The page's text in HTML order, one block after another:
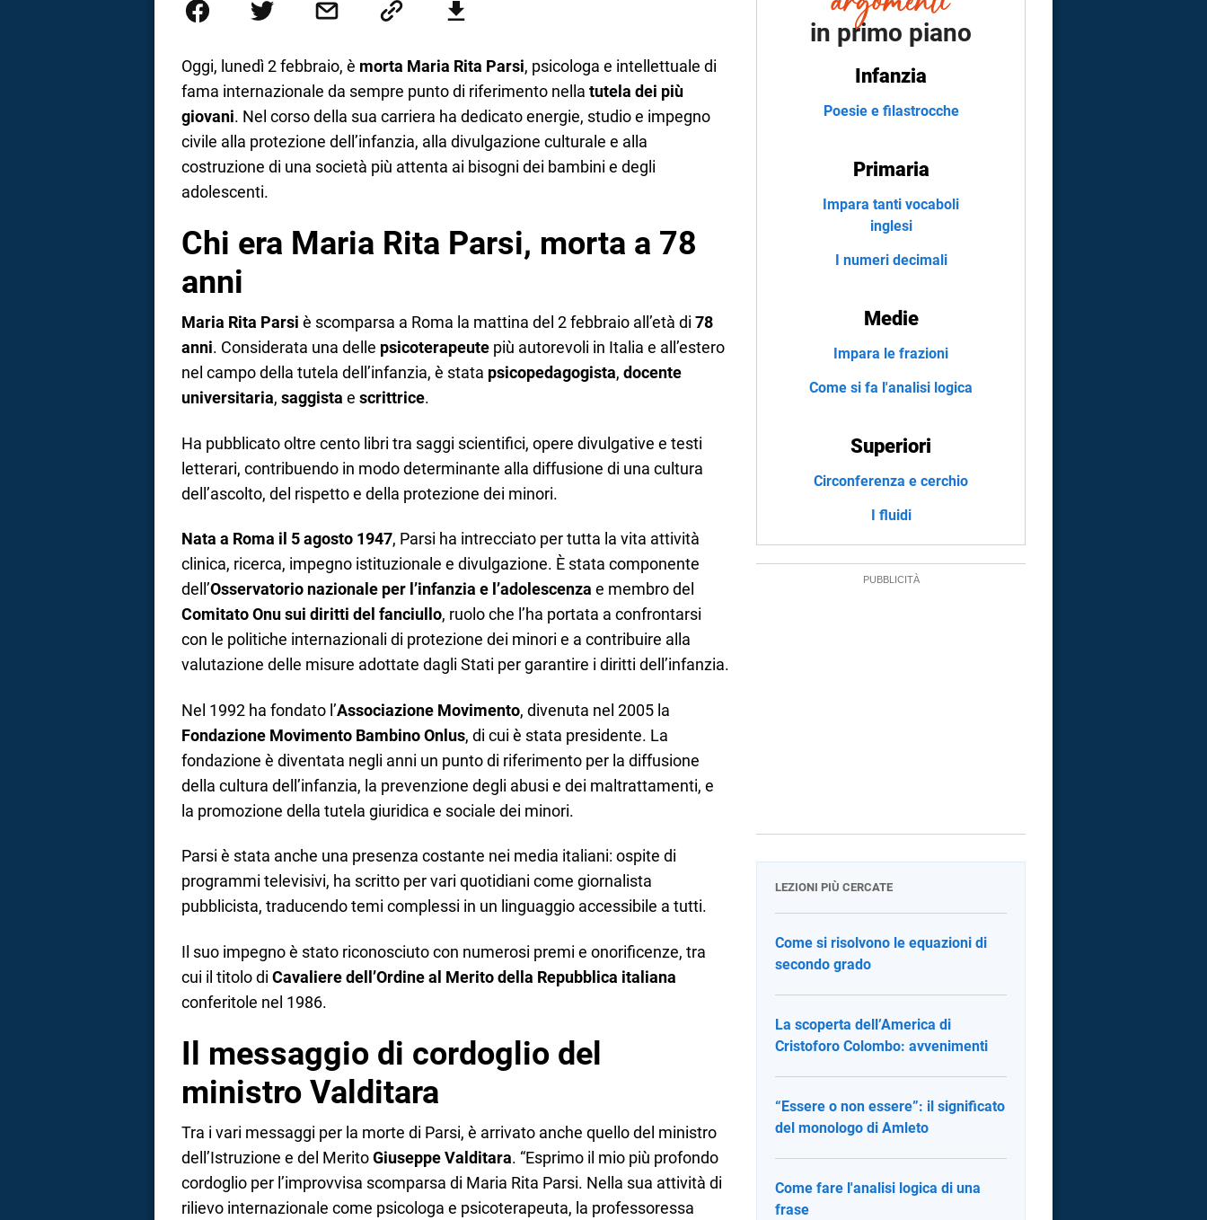
più fermata. L’attualità è il mio pane quotidiano, i libri la mia via per evadere e viaggiare con
la mente.
Oggi, lunedì 2 febbraio, è morta Maria Rita Parsi, psicologa e intellettuale di
fama internazionale da sempre punto di riferimento nella tutela dei più
giovani. Nel corso della sua carriera ha dedicato energie, studio e impegno
civile alla protezione dell’infanzia, alla divulgazione culturale e alla
costruzione di una società più attenta ai bisogni dei bambini e degli
adolescenti.
Chi era Maria Rita Parsi, morta a 78
anni
Maria Rita Parsi è scomparsa a Roma la mattina del 2 febbraio all’età di 78
anni. Considerata una delle psicoterapeute più autorevoli in Italia e all’estero
nel campo della tutela dell’infanzia, è stata psicopedagogista, docente
universitaria, saggista e scrittrice.
Ha pubblicato oltre cento libri tra saggi scientifici, opere divulgative e testi
letterari, contribuendo in modo determinante alla diffusione di una cultura
dell’ascolto, del rispetto e della protezione dei minori.
Nata a Roma il 5 agosto 1947, Parsi ha intrecciato per tutta la vita attività
clinica, ricerca, impegno istituzionale e divulgazione. È stata componente
dell’Osservatorio nazionale per l’infanzia e l’adolescenza e membro del
Comitato Onu sui diritti del fanciullo, ruolo che l’ha portata a confrontarsi
con le politiche internazionali di protezione dei minori e a contribuire alla
valutazione delle misure adottate dagli Stati per garantire i diritti dell’infanzia.
Nel 1992 ha fondato l’Associazione Movimento, divenuta nel 2005 la
Fondazione Movimento Bambino Onlus, di cui è stata presidente. La
fondazione è diventata negli anni un punto di riferimento per la diffusione
della cultura dell’infanzia, la prevenzione degli abusi e dei maltrattamenti, e
la promozione della tutela giuridica e sociale dei minori.
Parsi è stata anche una presenza costante nei media italiani: ospite di
programmi televisivi, ha scritto per vari quotidiani come giornalista
pubblicista, traducendo temi complessi in un linguaggio accessibile a tutti.
Il suo impegno è stato riconosciuto con numerosi premi e onorificenze, tra
cui il titolo di Cavaliere dell’Ordine al Merito della Repubblica italiana
conferitole nel 1986.
Il messaggio di cordoglio del
ministro Valditara
Tra i vari messaggi per la morte di Parsi, è arrivato anche quello del ministro
dell’Istruzione e del MeritoGiuseppe Valditara. “Esprimo il mio più profondo
cordoglio per l’improvvisa scomparsa di Maria Rita Parsi. Nella sua attività di
rilievo internazionale come psicologa e psicoterapeuta, la professoressa
in primo piano
Infanzia
Poesie e filastrocche
Primaria
Impara tanti vocaboli
inglesi
I numeri decimali
Medie
Impara le frazioni
Come si fa l'analisi logica
Superiori
Circonferenza e cerchio
I fluidi
LEZIONI PIÙ CERCATE
Come si risolvono le equazioni di
secondo grado
La scoperta dell’America di
Cristoforo Colombo: avvenimenti
“Essere o non essere”: il significato
del monologo di Amleto
Come fare l'analisi logica di una
frase